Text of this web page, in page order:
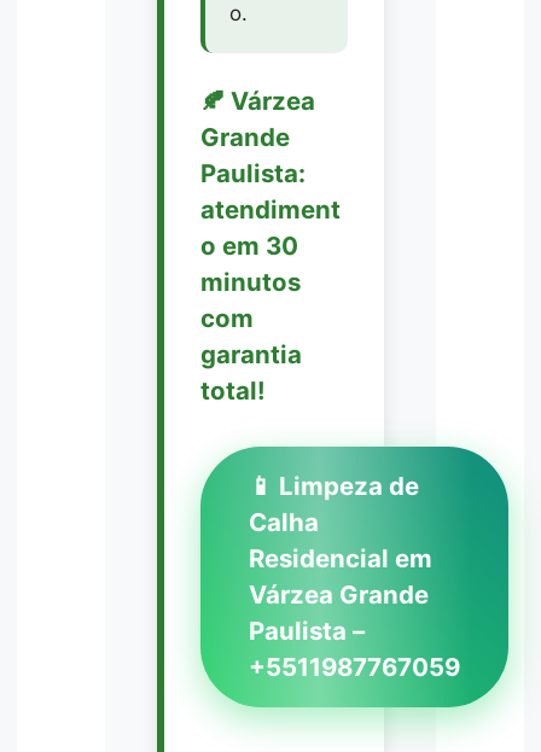
o.
🍂 Várzea
Grande
Paulista:
atendiment
o em 30
minutos
com
garantia
total!
📱 Limpeza de
Calha
Residencial em
Várzea Grande
Paulista –
+5511987767059